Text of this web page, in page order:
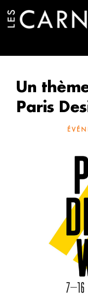
Un
Paris